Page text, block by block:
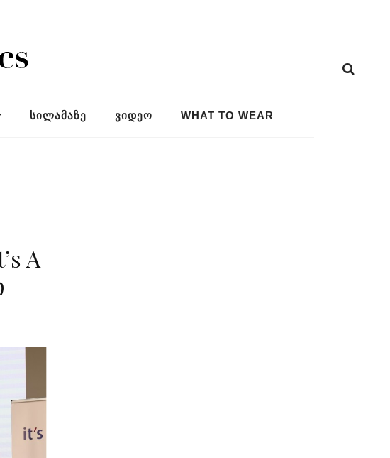
ᲡᲘᲚᲐᲛᲐᲖᲔ ᲕᲘᲓᲔᲝ WHAT TO WEAR
A